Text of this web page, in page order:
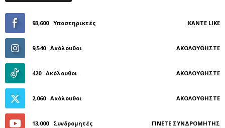
93,600 Υποστηρικτές ΚΆΝΤΕ LIKE
9,540 Ακόλουθοι ΑΚΟΛΟΥΘΉΣΤΕ
420 Ακόλουθοι ΑΚΟΛΟΥΘΉΣΤΕ
2,060 Ακόλουθοι ΑΚΟΛΟΥΘΉΣΤΕ
13,000 Συνδρομητές ΓΊΝΕΤΕ ΣΥΝΔΡΟΜΗΤΉΣ